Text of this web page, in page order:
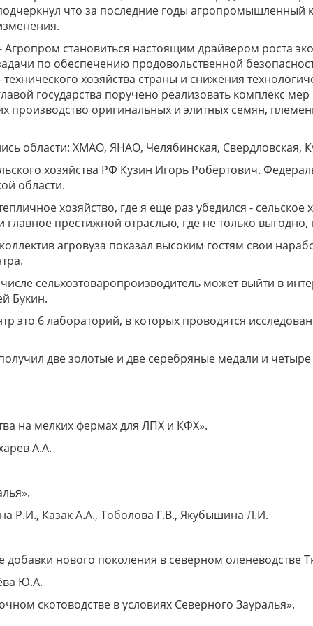
что за последние годы агропромышленный
Агропром становиться настоящим драйвером роста
по обеспечению продовольственной
технического хозяйства страны и снижения
государства поручено реализовать комплекс
производство оригинальных и элитных семян,
области: ХМАО, ЯНАО, Челябинская, Свердловская,
хозяйства РФ Кузин Игорь Робертович.
области.
хозяйство, где я еще раз убедился - сельское
престижной отраслью, где не только выгодно,
агровуза показал высоким гостям свои
сельхозтоваропроизводитель может выйти в
Букин.
это 6 лабораторий, в которых проводятся
две золотые и две серебряные медали и
на мелких фермах для ЛПХ и КФХ».
А.А.
Р.И., Казак А.А., Тоболова Г.В., Якубышина Л.И.
нового поколения в северном оленеводстве
Ю.А.
скотоводстве в условиях Северного Зауралья».